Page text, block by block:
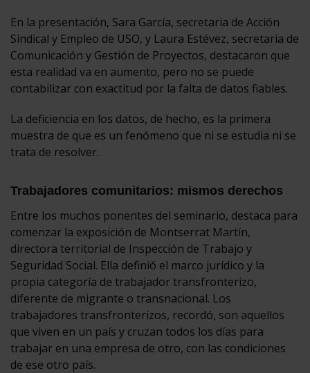
En la presentación, Sara García, secretaria de Acción
Sindical y Empleo de USO, y Laura Estévez, secretaria de
Comunicación y Gestión de Proyectos, destacaron que
esta realidad va en aumento, pero no se puede
contabilizar con exactitud por la falta de datos fiables.
La deficiencia en los datos, de hecho, es la primera
muestra de que es un fenómeno que ni se estudia ni se
trata de resolver.
Trabajadores comunitarios: mismos derechos
Entre los muchos ponentes del seminario, destaca para
comenzar la exposición de Montserrat Martín,
directora territorial de Inspección de Trabajo y
Seguridad Social. Ella definió el marco jurídico y la
propia categoría de trabajador transfronterizo,
diferente de migrante o transnacional. Los
trabajadores transfronterizos, recordó, son aquellos
que viven en un país y cruzan todos los días para
trabajar en una empresa de otro, con las condiciones
de ese otro país.